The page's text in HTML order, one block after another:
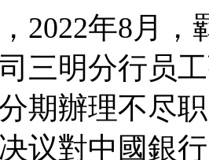
2022年8月
三明分行员
期辦理不尽
议對中國銀